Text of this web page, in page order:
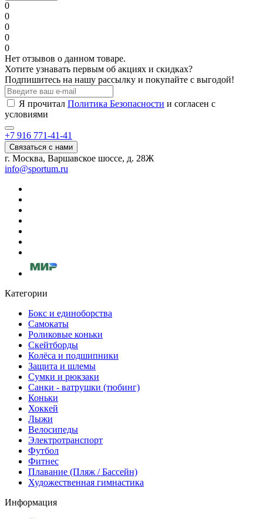
0
0
0
0
0
Нет отзывов о данном товаре.
Хотите узнавать первым об акциях и скидках?
Подпишитесь на нашу рассылку и покупайте с выгодой!
Я прочитал Политика Безопасности и согласен с
условиями
+7 916 771-41-41
Связаться с нами
г. Москва, Варшавское шоссе, д. 28Ж
info@sportum.ru
Категории
Бокс и единоборства
Самокаты
Роликовые коньки
Скейтборды
Колёса и подшипники
Защита и шлемы
Сумки и рюкзаки
Санки - ватрушки (тюбинг)
Коньки
Хоккей
Лыжи
Велосипеды
Электротранспорт
Футбол
Фитнес
Плавание (Пляж / Бассейн)
Художественная гимнастика
Информация